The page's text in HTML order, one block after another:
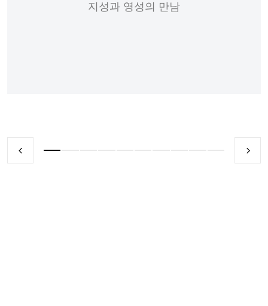
지성과 영성의 만남